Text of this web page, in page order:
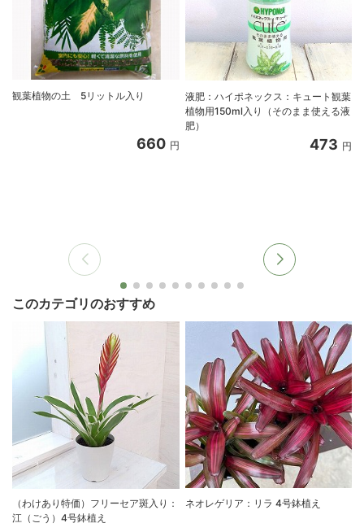
観葉植物の土 5リットル入り
660 円
液肥：ハイポネックス：キュート観葉
植物用150ml入り（そのまま使える液
肥）
473 円
このカテゴリのおすすめ
（わけあり特価）フリーセア斑入り：
江（ごう）4号鉢植え
ネオレゲリア：リラ 4号鉢植え